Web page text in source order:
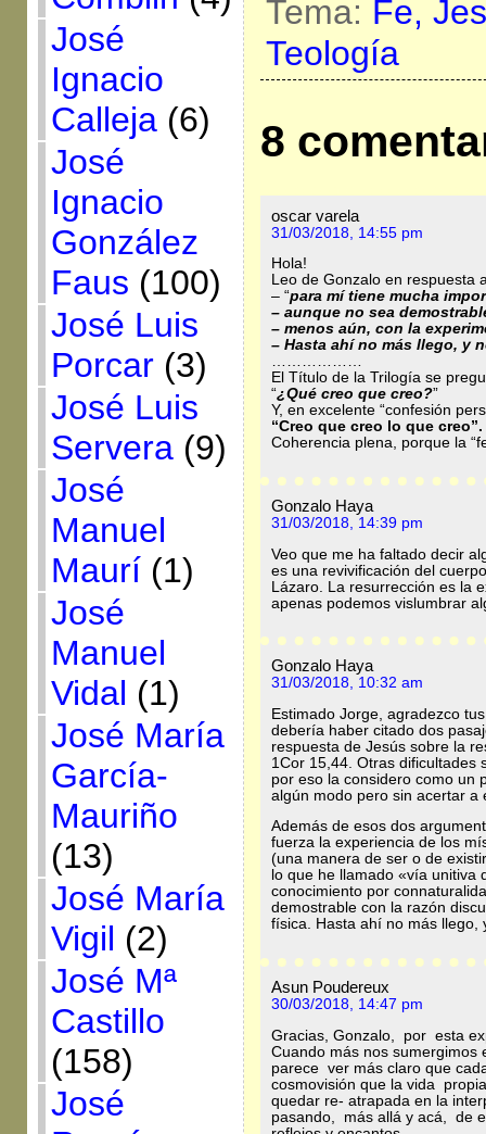
José
Ignacio
Calleja(6)
José
Ignacio
González
Faus (100)
José Luis
Porcar(3)
José Luis
Servera(9)
José
Manuel
Maurí(1)
José
Manuel
Vidal (1)
José María
García-
Mauriño
(13)
José María
Vigil (2)
José Mª
Castillo
(158)
José
Tema: Fe,
Teología
8
oscar varela
31/03/2018, 14:55 pm
Hola!
Leo de Gonzalo en respuesta
– “para mí tiene mucha
– aunque no sea
– menos aún, con la
– Hasta ahí no más llego, y
………………
El Título de la Trilogía se
“¿Qué creo que creo?”
Y, en excelente “confesión
“Creo que creo lo que creo”.
Coherencia plena, porque la
Gonzalo Haya
31/03/2018, 14:39 pm
Veo que me ha faltado decir
es una revivificación del
Lázaro. La resurrección es la
apenas podemos vislumbrar
Gonzalo Haya
31/03/2018, 10:32 am
Estimado Jorge, agradezco
debería haber citado dos
respuesta de Jesús sobre la
1Cor 15,44. Otras dificultades
por eso la considero como un
algún modo pero sin acertar a
Además de esos dos
fuerza la experiencia de los
(una manera de ser o de
lo que he llamado «vía unitiva
conocimiento por
demostrable con la razón
física. Hasta ahí no más
Asun Poudereux
30/03/2018, 14:47 pm
Gracias, Gonzalo, por esta
Cuando más nos
parece ver más claro que
cosmovisión que la vida
quedar re- atrapada en la
pasando, más allá y acá, de